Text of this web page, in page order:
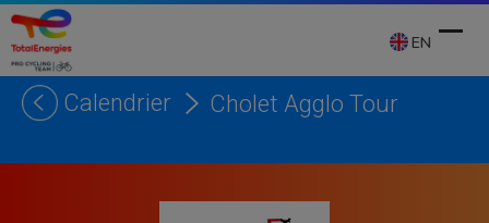
Skip
content
EN
Calendrier Cholet Agglo Tour